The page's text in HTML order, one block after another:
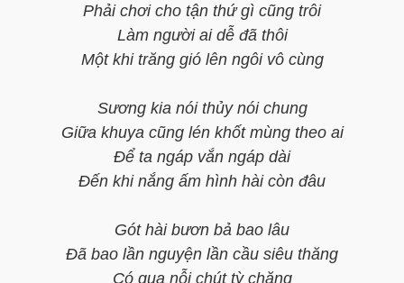
Phải chơi cho tận thứ gì cũng trôi
Làm người ai dễ đã thôi
Một khi trăng gió lên ngôi vô cùng
Sương kia nói thủy nói chung
Giữa khuya cũng lén khốt mùng theo ai
Để ta ngáp vắn ngáp dài
Đến khi nắng ấm hình hài còn đâu
Gót hài bươn bả bao lâu
Đã bao lần nguyện lần cầu siêu thăng
Có qua nỗi chút tỳ chăng